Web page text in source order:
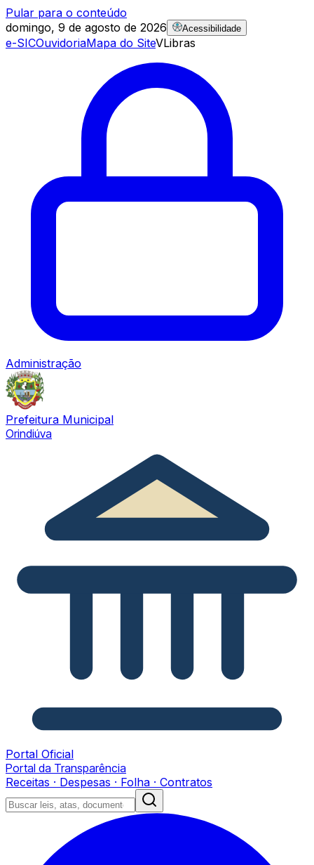
Pular para o conteúdo
domingo, 9 de agosto de 2026
Acessibilidade
e-SICOuvidoriaMapa do SiteVLibras
Administração
Prefeitura Municipal
Orindiúva
Portal Oficial
Portal da Transparência
Receitas · Despesas · Folha · Contratos